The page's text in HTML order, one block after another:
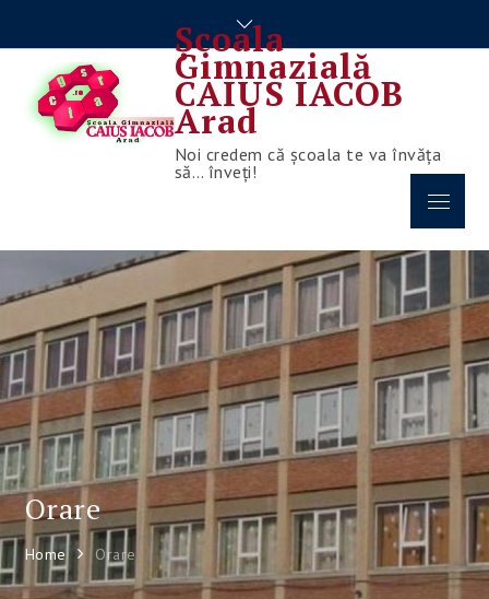
content
Școala
Gimnazială
CAIUS IACOB
Arad
Noi credem că școala te va învăța
să… înveți!
Menu
Orare
Home Orare